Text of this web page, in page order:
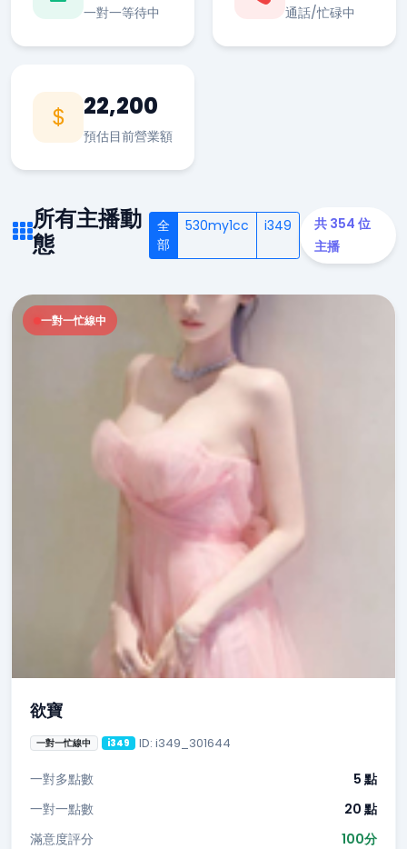
一對一等待中 通話/忙碌中
22,200
預估目前營業額
所有主播動
態
全
部
530my1cc i349
共 354 位
主播
一對一忙線中
欲寶
一對一忙線中 i349 ID: i349_301644
一對多點數
5 點
一對一點數
20 點
滿意度評分
100分